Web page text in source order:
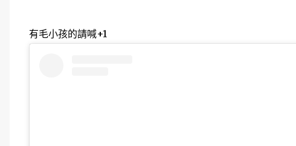
有毛小孩的請喊+1